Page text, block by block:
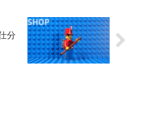
分